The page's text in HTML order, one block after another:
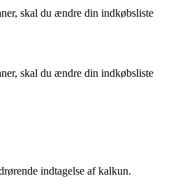
skal du ændre din indkøbsliste
skal du ændre din indkøbsliste
indtagelse af kalkun.